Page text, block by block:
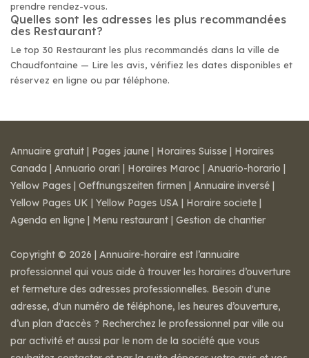
prendre rendez-vous.
Quelles sont les adresses les plus recommandées
des Restaurant?
Le top 30 Restaurant les plus recommandés dans la ville de
Chaudfontaine — Lire les avis, vérifiez les dates disponibles et
réservez en ligne ou par téléphone.
Annuaire gratuit | Pages jaune | Horaires Suisse | Horaires
Canada | Annuario orari | Horaires Maroc | Anuario-horario |
Yellow Pages | Oeffnungszeiten firmen | Annuaire inversé |
Yellow Pages UK | Yellow Pages USA | Horaire societe |
Agenda en ligne | Menu restaurant | Gestion de chantier
Copyright © 2026 | Annuaire-horaire est l’annuaire
professionnel qui vous aide à trouver les horaires d’ouverture
et fermeture des adresses professionnelles. Besoin d'une
adresse, d'un numéro de téléphone, les heures d’ouverture,
d’un plan d'accès ? Recherchez le professionnel par ville ou
par activité et aussi par le nom de la société que vous